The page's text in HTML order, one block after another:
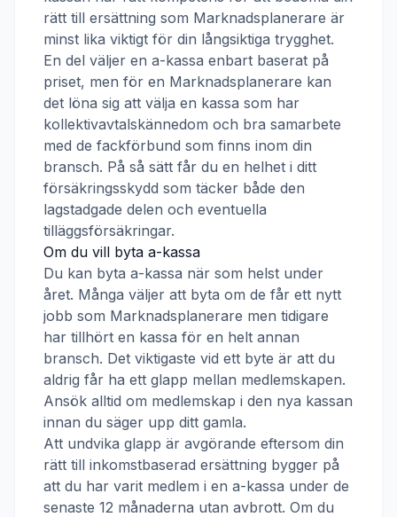
rätt till ersättning som Marknadsplanerare är
minst lika viktigt för din långsiktiga trygghet.
En del väljer en a-kassa enbart baserat på
priset, men för en Marknadsplanerare kan
det löna sig att välja en kassa som har
kollektivavtalskännedom och bra samarbete
med de fackförbund som finns inom din
bransch. På så sätt får du en helhet i ditt
försäkringsskydd som täcker både den
lagstadgade delen och eventuella
tilläggsförsäkringar.
Om du vill byta a-kassa
Du kan byta a-kassa när som helst under
året. Många väljer att byta om de får ett nytt
jobb som Marknadsplanerare men tidigare
har tillhört en kassa för en helt annan
bransch. Det viktigaste vid ett byte är att du
aldrig får ha ett glapp mellan medlemskapen.
Ansök alltid om medlemskap i den nya kassan
innan du säger upp ditt gamla.
Att undvika glapp är avgörande eftersom din
rätt till inkomstbaserad ersättning bygger på
att du har varit medlem i en a-kassa under de
senaste 12 månaderna utan avbrott. Om du